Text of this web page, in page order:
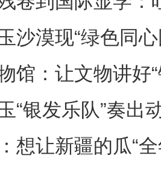
侨乡故事 | 哈班拜的
沙漠现“绿色同
馆：让文物讲好
“银发乐队”奏出
想让新疆的瓜“